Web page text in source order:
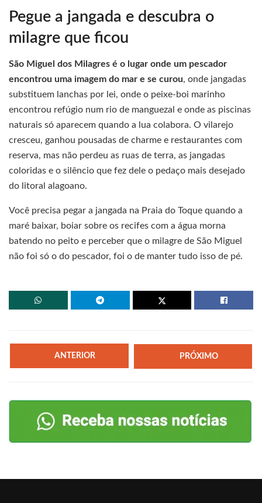
Pegue a jangada e descubra o
milagre que ficou
São Miguel dos Milagres é o lugar onde um pescador
encontrou uma imagem do mar e se curou, onde jangadas
substituem lanchas por lei, onde o peixe-boi marinho
encontrou refúgio num rio de manguezal e onde as piscinas
naturais só aparecem quando a lua colabora. O vilarejo
cresceu, ganhou pousadas de charme e restaurantes com
reserva, mas não perdeu as ruas de terra, as jangadas
coloridas e o silêncio que fez dele o pedaço mais desejado
do litoral alagoano.
Você precisa pegar a jangada na Praia do Toque quando a
maré baixar, boiar sobre os recifes com a água morna
batendo no peito e perceber que o milagre de São Miguel
não foi só o do pescador, foi o de manter tudo isso de pé.
ANTERIOR PRÓXIMO